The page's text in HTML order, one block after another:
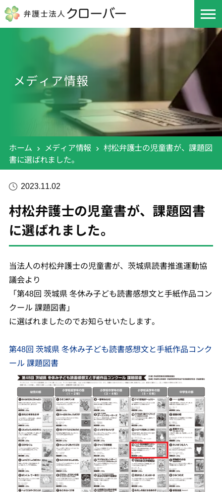
メディア情報
ホーム メディア情報
村松弁護士の児童書が、課題図
書に選ばれました。
2023.11.02
村松弁護士の児童書が、課題図書
に選ばれました。
当法人の村松弁護士の児童書が、茨城県読書推進運動協
議会より
「第48回 茨城県 冬休み子ども読書感想文と手紙作品コン
クール 課題図書」
に選ばれましたのでお知らせいたします。
第48回 茨城県 冬休み子ども読書感想文と手紙作品コンク
ール 課題図書